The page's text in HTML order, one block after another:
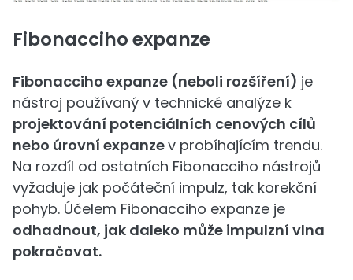
Fibonacciho expanze
Fibonacciho expanze (neboli rozšíření) je
nástroj používaný v technické analýze k
projektování potenciálních cenových cílů
nebo úrovní expanzev probíhajícím trendu.
Na rozdíl od ostatních Fibonacciho nástrojů
vyžaduje jak počáteční impulz, tak korekční
pohyb. Účelem Fibonacciho expanze je
odhadnout, jak daleko může impulzní vlna
pokračovat.